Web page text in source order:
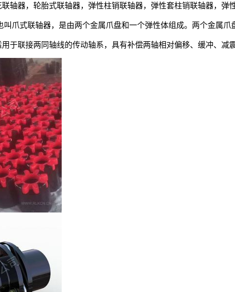
轴器，轮胎式联轴器，弹性柱销联轴器，弹性套柱销联轴器，弹
爪式联轴器，是由两个金属爪盘和一个弹性体组成。两个金属
于联接两同轴线的传动轴系，具有补偿两轴相对偏移、缓冲、减